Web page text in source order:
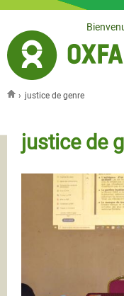
Jump to navigation
› justice de genre
justice de